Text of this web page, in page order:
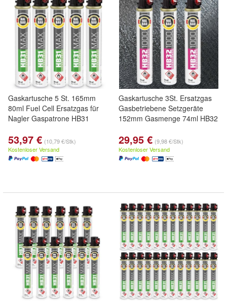
Gaskartusche 5 St. 165mm
80ml Fuel Cell Ersatzgas für
Nagler Gaspatrone HB31
53,97 € (10,79 €/Stk)
Kostenloser Versand
Gaskartusche 3St. Ersatzgas
Gasbetriebene Setzgeräte
152mm Gasmenge 74ml HB32
29,95 € (9,98 €/Stk)
Kostenloser Versand